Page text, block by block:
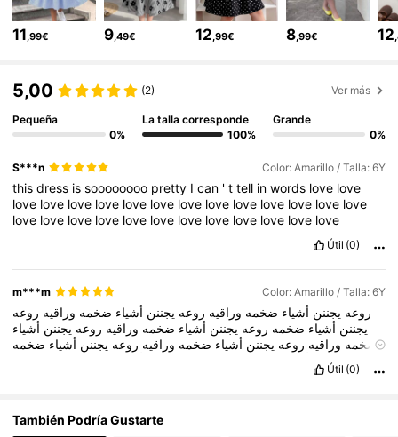
4,85 180K Seguidores
4,85 180K Seguidores
4,85 180K Seguidores
4,85 180K Seguidores
11 ,99€ 9 ,49€ 12 ,99€ 8 ,99€ 12
5,00 (2) Ver más
Pequeña
0%
La talla corresponde
100%
Grande
0%
S***n Color: Amarillo / Talla: 6Y
thisdress issoooooooo pretty Ican 'ttell inwords love love
love love love love love love love love love love love love love
love love love love love love love love love love love love
Útil (0)
m***m Color: Amarillo / Talla: 6Y
روعه يجننن أشياء ضخمه وراقيه روعه يجننن أشياء ضخمه وراقيه روعه
يجننن أشياء ضخمه روعه يجننن أشياء ضخمه وراقيه روعه يجننن أشياء
ضخمه وراقيه روعه يجننن أشياء ضخمه وراقيه روعه يجننن أشياء ضخمه
يجننن
يجنننأشياءÚtil (0)
También Podría Gustarte